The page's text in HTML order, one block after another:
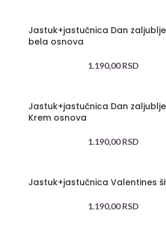
Jastuk+jastučnica Dan
bela osnova
1.190,00RSD
Jastuk+jastučnica Dan
Krem osnova
1.190,00RSD
Jastuk+jastučnica Valentines
1.190,00RSD